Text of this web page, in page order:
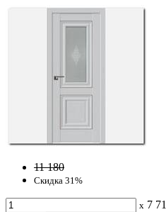
11 180
Скидка 31%
x 7